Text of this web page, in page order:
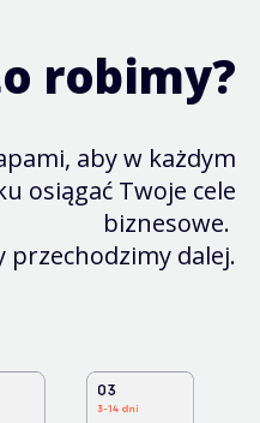
robimy?
aby w każdym
osiągać Twoje cele
biznesowe.
przechodzimy dalej.